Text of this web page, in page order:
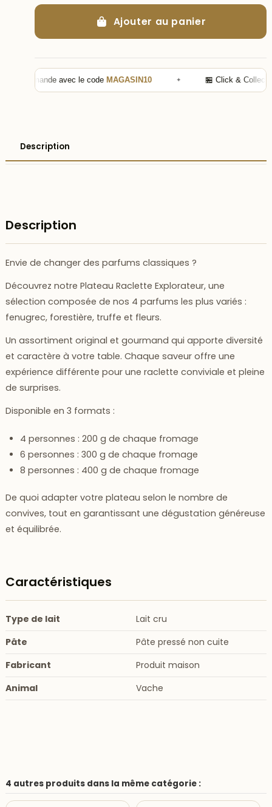
Ajouter au panier
commande avec le codeMAGASIN10 🏪 Click & Collect —
Description
Description
Envie de changer des parfums classiques ?
Découvrez notre Plateau Raclette Explorateur, une
sélection composée de nos 4 parfums les plus variés :
fenugrec, forestière, truffe et fleurs.
Un assortiment original et gourmand qui apporte diversité
et caractère à votre table. Chaque saveur offre une
expérience différente pour une raclette conviviale et pleine
de surprises.
Disponible en 3 formats :
4 personnes : 200 g de chaque fromage
6 personnes : 300 g de chaque fromage
8 personnes : 400 g de chaque fromage
De quoi adapter votre plateau selon le nombre de
convives, tout en garantissant une dégustation généreuse
et équilibrée.
Caractéristiques
Type de lait
Lait cru
Pâte
Pâte pressé non cuite
Fabricant
Produit maison
Animal
Vache
4 autres produits dans la même catégorie :